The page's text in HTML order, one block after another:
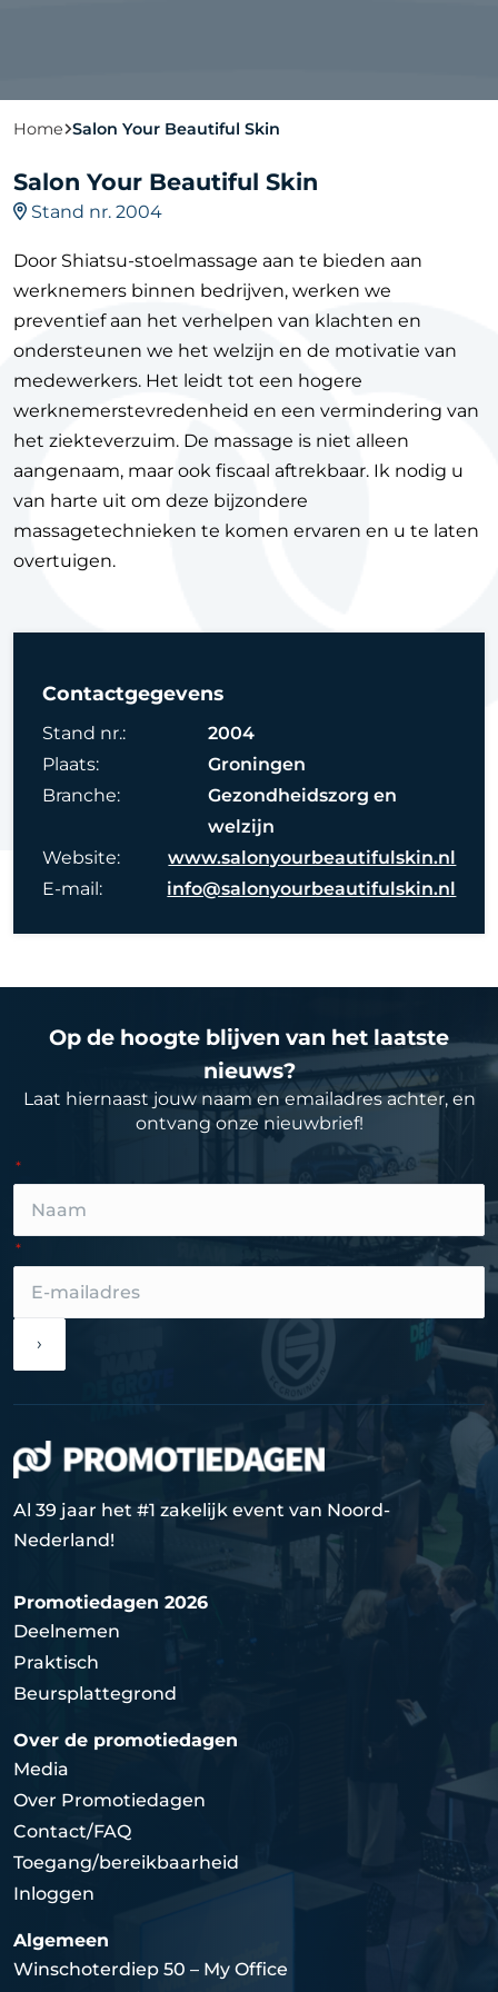
Home Salon Your Beautiful Skin
Salon Your Beautiful Skin
Stand nr. 2004
Door Shiatsu-stoelmassage aan te bieden aan
werknemers binnen bedrijven, werken we
preventief aan het verhelpen van klachten en
ondersteunen we het welzijn en de motivatie van
medewerkers. Het leidt tot een hogere
werknemerstevredenheid en een vermindering van
het ziekteverzuim. De massage is niet alleen
aangenaam, maar ook fiscaal aftrekbaar. Ik nodig u
van harte uit om deze bijzondere
massagetechnieken te komen ervaren en u te laten
overtuigen.
Contactgegevens
Stand nr.:
2004
Plaats:
Groningen
Branche:
Gezondheidszorg en
welzijn
Website:
www.salonyourbeautifulskin.nl
E-mail:
info@salonyourbeautifulskin.nl
Op de hoogte blijven van het laatste
nieuws?
Laat hiernaast jouw naam en emailadres achter, en
ontvang onze nieuwbrief!
›
Al 39 jaar het #1 zakelijk event van Noord-
Nederland!
Promotiedagen 2026
Deelnemen
Praktisch
Beursplattegrond
Over de promotiedagen
Media
Over Promotiedagen
Contact/FAQ
Toegang/bereikbaarheid
Inloggen
Algemeen
Winschoterdiep 50 – My Office